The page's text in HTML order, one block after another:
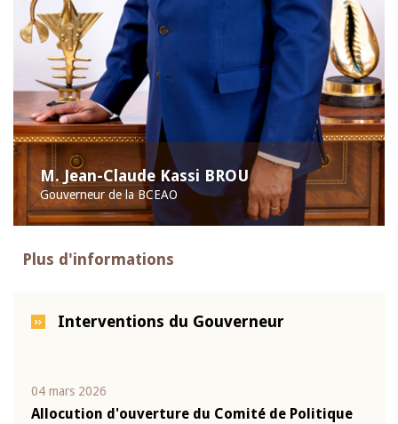
M. Jean-Claude Kassi BROU
Gouverneur de la BCEAO
Plus d'informations
Interventions du Gouverneur
04 mars 2026
Allocution d'ouverture du Comité de Politique